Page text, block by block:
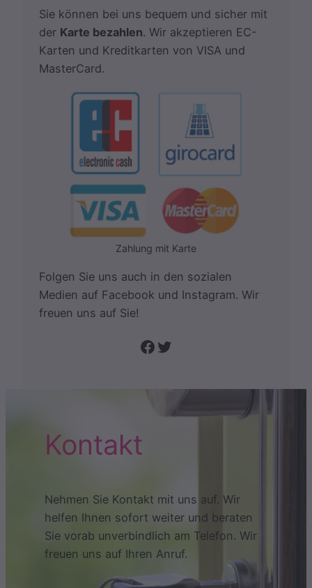
Sie können bei uns bequem und sicher mit
der Karte bezahlen. Wir akzeptieren EC-
Karten und Kreditkarten von VISA und
MasterCard.
Zahlung mit Karte
Folgen Sie uns auch in den sozialen
Medien auf Facebook und Instagram. Wir
freuen uns auf Sie!
Folge uns auf Facebook Twitter
Kontakt
Nehmen Sie Kontakt mit uns auf. Wir
helfen Ihnen sofort weiter und beraten
Sie vorab unverbindlich am Telefon. Wir
freuen uns auf Ihren Anruf.